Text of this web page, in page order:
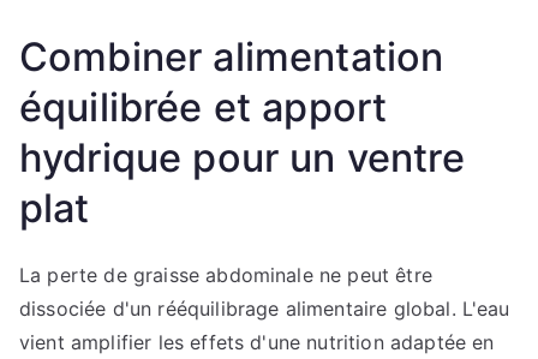
Combiner alimentation
équilibrée et apport
hydrique pour un ventre
plat
La perte de graisse abdominale ne peut être
dissociée d'un rééquilibrage alimentaire global. L'eau
vient amplifier les effets d'une nutrition adaptée en